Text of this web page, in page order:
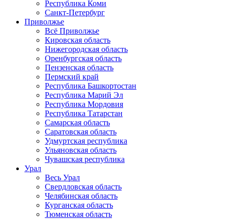
Республика Коми
Санкт-Петербург
Приволжье
Всё Приволжье
Кировская область
Нижегородская область
Оренбургская область
Пензенская область
Пермский край
Республика Башкортостан
Республика Марий Эл
Республика Мордовия
Республика Татарстан
Самарская область
Саратовская область
Удмуртская республика
Ульяновская область
Чувашская республика
Урал
Весь Урал
Свердловская область
Челябинская область
Курганская область
Тюменская область